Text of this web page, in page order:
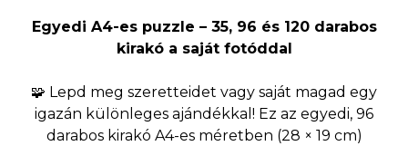
Egyedi A4-es puzzle – 35, 96 és 120 darabos
kirakó a saját fotóddal
🧩 Lepd meg szeretteidet vagy saját magad egy
igazán különleges ajándékkal! Ez az egyedi, 96
darabos kirakó A4-es méretben (28 × 19 cm)